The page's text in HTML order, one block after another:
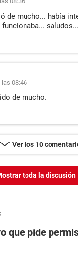
de mucho... había
saludos...
las 08:46
de mucho.
Ver los 10
toda la discusión
que pide